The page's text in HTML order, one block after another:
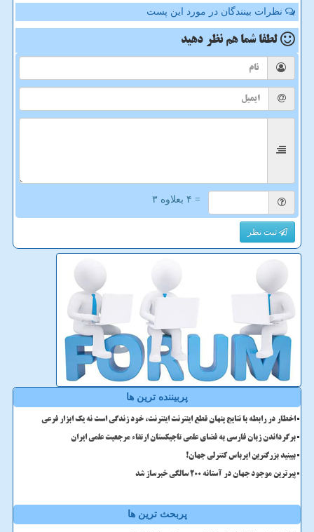
نظرات بینندگان در مورد این پست
لطفا شما هم نظر دهید
= ۴ بعلاوه ۳
ثبت نظر
پربیننده ترین ها
اخطار در رابطه با نتایج پنهان قطع اینترنت اینترنت، خود زندگی است نه یک ابزار فرعی
برگرداندن زبان فارسی به فضای علمی تاجیکستان ارتقاء مرجعیت علمی ایران
ببینید بزرگترین ایرباس کنترلی جهان!
پیرترین موجود جهان در آستانه ۲۰۰ سالگی خبرساز شد
پربحث ترین ها